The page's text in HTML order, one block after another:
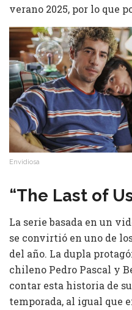
verano 2025, por lo que
Envidiosa
“The Last of
La serie basada en un
se convirtió en uno de
del año. La dupla
chileno Pedro Pascal y
contar esta historia de
temporada, al igual que